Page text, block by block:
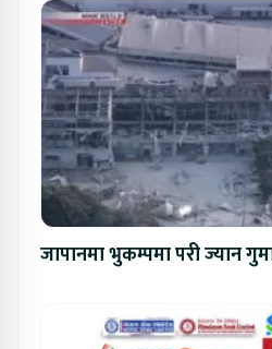
जापानमा भुकम्पमा परी ज्यान